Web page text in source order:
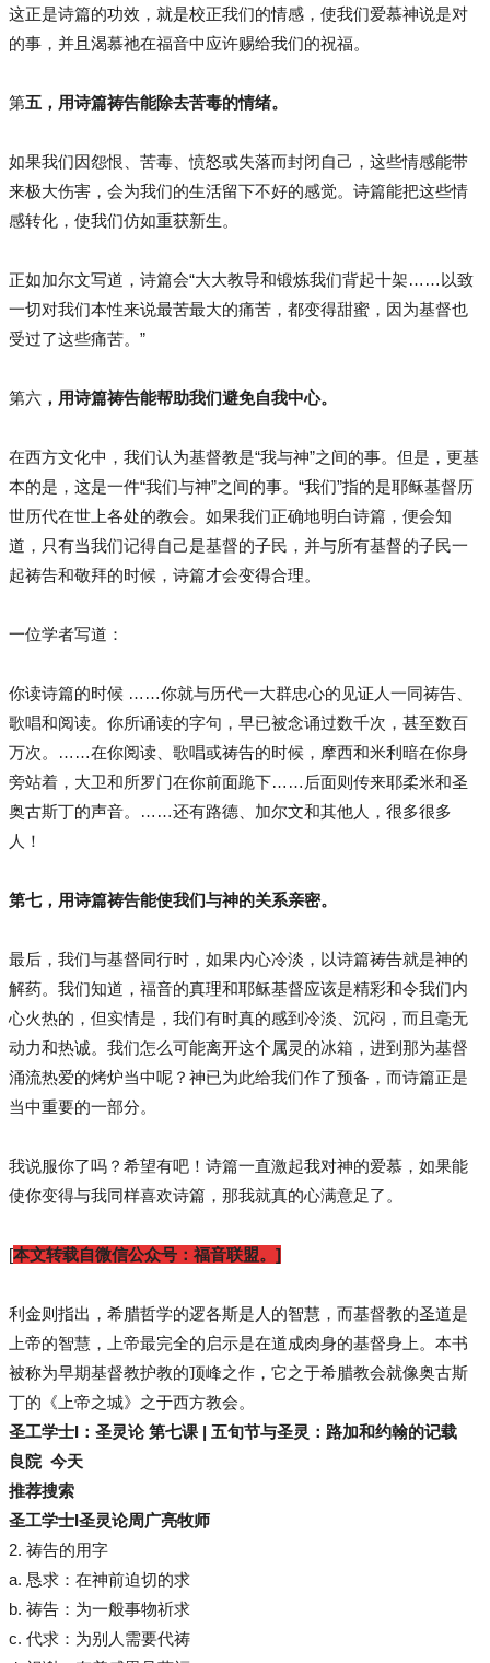
这正是诗篇的功效，就是校正我们的情感，使我们爱慕神说是对
的事，并且渴慕祂在福音中应许赐给我们的祝福。
第五，用诗篇祷告能除去苦毒的情绪。
如果我们因怨恨、苦毒、愤怒或失落而封闭自己，这些情感能带
来极大伤害，会为我们的生活留下不好的感觉。诗篇能把这些情
感转化，使我们仿如重获新生。
正如加尔文写道，诗篇会“大大教导和锻炼我们背起十架……以致
一切对我们本性来说最苦最大的痛苦，都变得甜蜜，因为基督也
受过了这些痛苦。”
第六 ，用诗篇祷告能帮助我们避免自我中心。
在西方文化中，我们认为基督教是“我与神”之间的事。但是，更基
本的是，这是一件“我们与神”之间的事。“我们”指的是耶稣基督历
世历代在世上各处的教会。如果我们正确地明白诗篇，便会知
道，只有当我们记得自己是基督的子民，并与所有基督的子民一
起祷告和敬拜的时候，诗篇才会变得合理。
一位学者写道：
你读诗篇的时候 ……你就与历代一大群忠心的见证人一同祷告、
歌唱和阅读。你所诵读的字句，早已被念诵过数千次，甚至数百
万次。……在你阅读、歌唱或祷告的时候，摩西和米利暗在你身
旁站着，大卫和所罗门在你前面跪下……后面则传来耶柔米和圣
奥古斯丁的声音。……还有路德、加尔文和其他人，很多很多
人！
第七，用诗篇祷告能使我们与神的关系亲密。
最后，我们与基督同行时，如果内心冷淡，以诗篇祷告就是神的
解药。我们知道，福音的真理和耶稣基督应该是精彩和令我们内
心火热的，但实情是，我们有时真的感到冷淡、沉闷，而且毫无
动力和热诚。我们怎么可能离开这个属灵的冰箱，进到那为基督
涌流热爱的烤炉当中呢？神已为此给我们作了预备，而诗篇正是
当中重要的一部分。
我说服你了吗？希望有吧！诗篇一直激起我对神的爱慕，如果能
使你变得与我同样喜欢诗篇，那我就真的心满意足了。
[本文转载自微信公众号：福音联盟。]
利金则指出，希腊哲学的逻各斯是人的智慧，而基督教的圣道是
上帝的智慧，上帝最完全的启示是在道成肉身的基督身上。本书
被称为早期基督教护教的顶峰之作，它之于希腊教会就像奥古斯
丁的《上帝之城》之于西方教会。
圣工学士I：圣灵论 第七课 | 五旬节与圣灵：路加和约翰的记载
良院 今天
推荐搜索
圣工学士I圣灵论周广亮牧师
2. 祷告的用字
a. 恳求：在神前迫切的求
b. 祷告：为一般事物祈求
c. 代求：为别人需要代祷